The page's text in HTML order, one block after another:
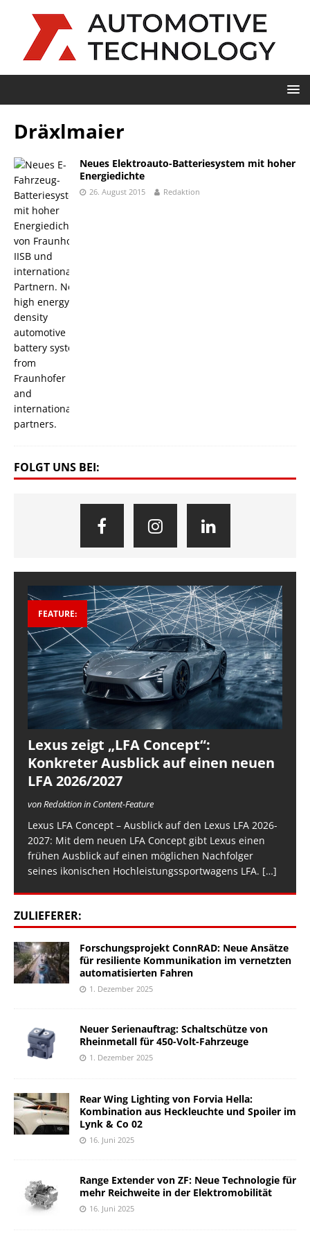
Dräxlmaier
Neues Elektroauto-Batteriesystem mit hoher
Energiedichte
26. August 2015 Redaktion
FOLGT UNS BEI:
FEATURE:
Lexus zeigt „LFA Concept“:
Konkreter Ausblick auf einen neuen
LFA 2026/2027
von Redaktion in Content-Feature
Lexus LFA Concept – Ausblick auf den Lexus LFA 2026-
2027: Mit dem neuen LFA Concept gibt Lexus einen
frühen Ausblick auf einen möglichen Nachfolger
seines ikonischen Hochleistungssportwagens LFA. […]
ZULIEFERER:
Forschungsprojekt ConnRAD: Neue Ansätze
für resiliente Kommunikation im vernetzten
automatisierten Fahren
1. Dezember 2025
Neuer Serienauftrag: Schaltschütze von
Rheinmetall für 450-Volt-Fahrzeuge
1. Dezember 2025
Rear Wing Lighting von Forvia Hella:
Kombination aus Heckleuchte und Spoiler im
Lynk & Co 02
16. Juni 2025
Range Extender von ZF: Neue Technologie für
mehr Reichweite in der Elektromobilität
16. Juni 2025